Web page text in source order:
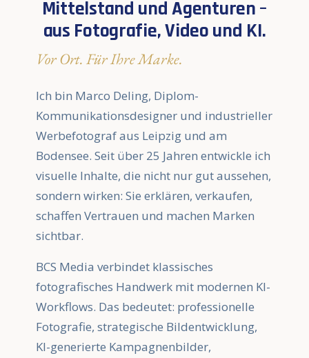
Mittelstand und Agenturen –
aus Fotografie, Video und KI.
Vor Ort. Für Ihre Marke.
Ich bin Marco Deling, Diplom-
Kommunikationsdesigner und industrieller
Werbefotograf aus Leipzig und am
Bodensee. Seit über 25 Jahren entwickle ich
visuelle Inhalte, die nicht nur gut aussehen,
sondern wirken: Sie erklären, verkaufen,
schaffen Vertrauen und machen Marken
sichtbar.
BCS Media verbindet klassisches
fotografisches Handwerk mit modernen KI-
Workflows. Das bedeutet: professionelle
Fotografie, strategische Bildentwicklung,
KI-generierte Kampagnenbilder,